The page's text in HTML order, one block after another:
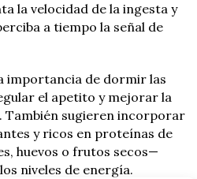
la velocidad de la ingesta y
a tiempo la señal de
importancia de dormir las
el apetito y mejorar la
También sugieren incorporar
y ricos en proteínas de
huevos o frutos secos—
niveles de energía.